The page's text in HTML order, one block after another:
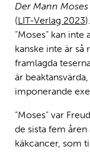
Der Mann
(LIT-Verlag 2023
”Moses” kan
kanske inte är så
framlagda
är
imponerande
”Moses” var
de sista fem åren
käkcancer, som